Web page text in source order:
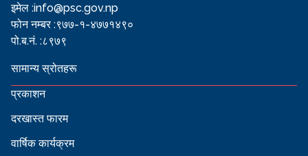
इमेल :info@psc.gov.np
फोन नम्बर :९७७-१-४७७१४९०
पो.ब.नं. :८९७९
सामान्य स्रोतहरू
प्रकाशन
दरखास्त फारम
वार्षिक कार्यक्रम